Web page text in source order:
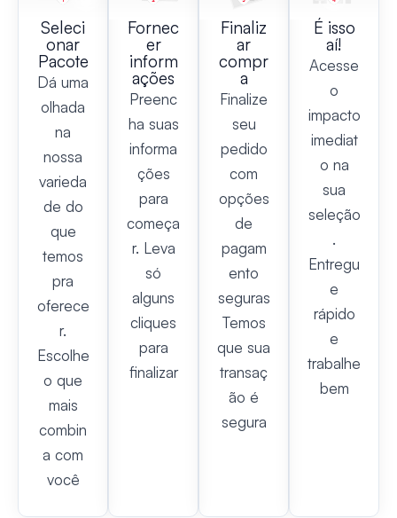
Seleci
onar
Pacote
Dá uma
olhada
na
nossa
varieda
de do
que
temos
pra
oferece
r.
Escolhe
o que
mais
combin
a com
você
Fornec
er
inform
ações
Preenc
ha suas
informa
ções
para
começa
r. Leva
só
alguns
cliques
para
finalizar
Finaliz
ar
compr
a
Finalize
seu
pedido
com
opções
de
pagam
ento
seguras
Temos
que sua
transaç
ão é
segura
É isso
aí!
Acesse
o
impacto
imediat
o na
sua
seleção
.
Entregu
e
rápido
e
trabalhe
bem